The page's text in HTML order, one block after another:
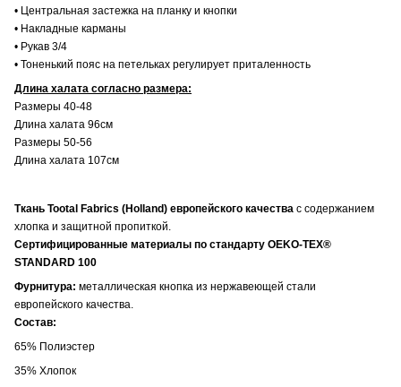
• Центральная застежка на планку и кнопки
• Накладные карманы
• Рукав 3/4
• Тоненький пояс на петельках регулирует приталенность
Длина халата согласно размера:
Размеры 40-48
Длина халата 96см
Размеры 50-56
Длина халата 107см
Ткань Tootal Fabrics (Holland) европейского качества с содержанием
хлопка и защитной пропиткой.
Сертифицированные материалы по стандарту OEKO-TEX®
STANDARD 100
Фурнитура: металлическая кнопка из нержавеющей стали
европейского качества.
Состав:
65% Полиэстер
35% Хлопок